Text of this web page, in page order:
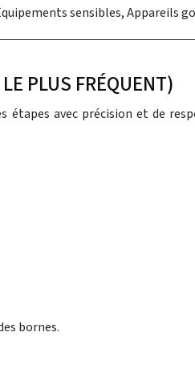
sensibles, Appareils
PLUS FRÉQUENT)
avec précision et de
bornes.